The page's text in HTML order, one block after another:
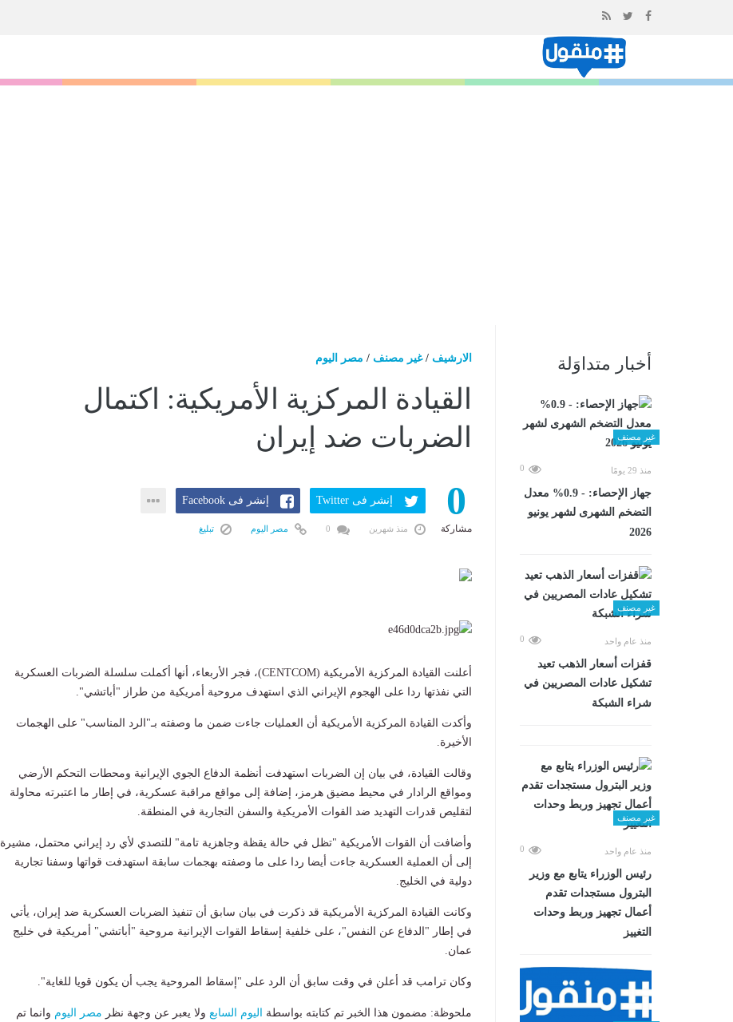
المحتوى
أخبار متداوَلة
غير مصنف
منذ 29 يومًا 0
جهاز الإحصاء: - 0.9% معدل
التضخم الشهرى لشهر يونيو
2026
غير مصنف
منذ عام واحد 0
قفزات أسعار الذهب تعيد
تشكيل عادات المصريين في
شراء الشبكة
غير مصنف
منذ عام واحد 0
رئيس الوزراء يتابع مع وزير
البترول مستجدات تقدم
أعمال تجهيز وربط وحدات
التغييز
الارشيف /غير مصنف / مصر اليوم
القيادة المركزية الأمريكية: اكتمال
الضربات ضد إيران
0
مشاركة
إنشر فى Twitter إنشر فى Facebook
منذ شهرين مصر اليوم تبليغ
أعلنت القيادة المركزية الأمريكية (CENTCOM)، فجر الأربعاء، أنها أكملت سلسلة الضربات العسكرية
التي نفذتها ردا على الهجوم الإيراني الذي استهدف مروحية أمريكية من طراز "أباتشي".
وأكدت القيادة المركزية الأمريكية أن العمليات جاءت ضمن ما وصفته بـ"الرد المناسب" على الهجمات
الأخيرة.
وقالت القيادة، في بيان إن الضربات استهدفت أنظمة الدفاع الجوي الإيرانية ومحطات التحكم الأرضي
ومواقع الرادار في محيط مضيق هرمز، إضافة إلى مواقع مراقبة عسكرية، في إطار ما اعتبرته محاولة
لتقليص قدرات التهديد ضد القوات الأمريكية والسفن التجارية في المنطقة.
وأضافت أن القوات الأمريكية "تظل في حالة يقظة وجاهزية تامة" للتصدي لأي رد إيراني محتمل، مشيرة
إلى أن العملية العسكرية جاءت أيضا ردا على ما وصفته بهجمات سابقة استهدفت قواتها وسفنا تجارية
دولية في الخليج.
وكانت القيادة المركزية الأمريكية قد ذكرت في بيان سابق أن تنفيذ الضربات العسكرية ضد إيران، يأتي
في إطار "الدفاع عن النفس"، على خلفية إسقاط القوات الإيرانية مروحية "أباتشي" أمريكية في خليج
عمان.
وكان ترامب قد أعلن في وقت سابق أن الرد على "إسقاط المروحية يجب أن يكون قويا للغاية".
ملحوظة: مضمون هذا الخبر تم كتابته بواسطة اليوم السابع ولا يعبر عن وجهة نظر مصر اليوم وانما تم